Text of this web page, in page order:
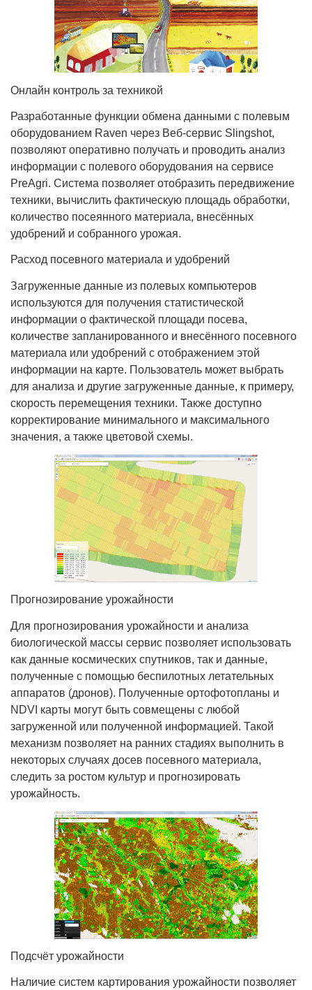
Онлайн контроль за техникой
Разработанные функции обмена данными с полевым
оборудованием Raven через Веб-сервис Slingshot,
позволяют оперативно получать и проводить анализ
информации с полевого оборудования на сервисе
PreAgri. Система позволяет отобразить передвижение
техники, вычислить фактическую площадь обработки,
количество посеянного материала, внесённых
удобрений и собранного урожая.
Расход посевного материала и удобрений
Загруженные данные из полевых компьютеров
используются для получения статистической
информации о фактической площади посева,
количестве запланированного и внесённого посевного
материала или удобрений с отображением этой
информации на карте. Пользователь может выбрать
для анализа и другие загруженные данные, к примеру,
скорость перемещения техники. Также доступно
корректирование минимального и максимального
значения, а также цветовой схемы.
Прогнозирование урожайности
Для прогнозирования урожайности и анализа
биологической массы сервис позволяет использовать
как данные космических спутников, так и данные,
полученные с помощью беспилотных летательных
аппаратов (дронов). Полученные ортофотопланы и
NDVI карты могут быть совмещены с любой
загруженной или полученной информацией. Такой
механизм позволяет на ранних стадиях выполнить в
некоторых случаях досев посевного материала,
следить за ростом культур и прогнозировать
урожайность.
Подсчёт урожайности
Наличие систем картирования урожайности позволяет